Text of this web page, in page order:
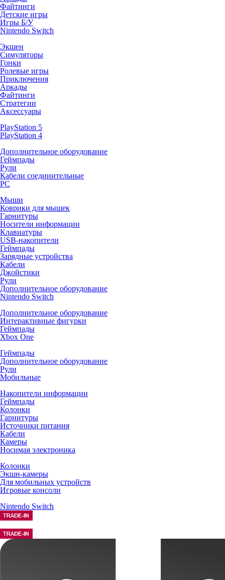
Файтинги
Детские игры
Игры Б/У
Nintendo Switch
Экшен
Симуляторы
Гонки
Ролевые игры
Приключения
Аркады
Файтинги
Стратегии
Аксессуары
PlayStation 5
PlayStation 4
Дополнительное оборудование
Геймпады
Рули
Кабели соединительные
PC
Мыши
Коврики для мышек
Гарнитуры
Носители информации
Клавиатуры
USB-накопители
Геймпады
Зарядные устройства
Кабели
Джойстики
Рули
Дополнительное оборудование
Nintendo Switch
Дополнительное оборудование
Интерактивные фигурки
Геймпады
Xbox One
Геймпады
Дополнительное оборудование
Рули
Мобильные
Накопители информации
Геймпады
Колонки
Гарнитуры
Источники питания
Кабели
Камеры
Носимая электроника
Колонки
Экшн-камеры
Для мобильных устройств
Игровые консоли
Nintendo Switch